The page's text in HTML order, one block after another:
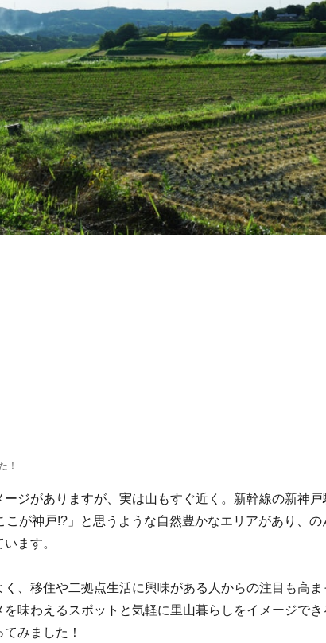
！
ジがありますが、実は山もすぐ近く。新幹線の新神戸
が神戸!?」と思うような自然豊かなエリアがあり、の
ます。
、移住や二拠点生活に興味がある人からの注目も高ま
味わえるスポットと気軽に里山暮らしをイメージでき
みました！